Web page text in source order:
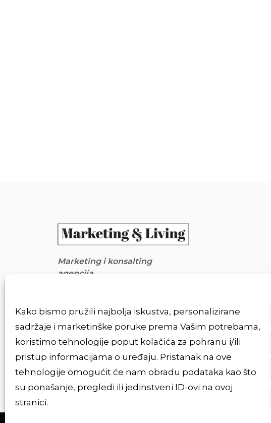
Kako bismo pružili najbolja iskustva, personalizirane
sadržaje i marketinške poruke prema Vašim potrebama,
koristimo tehnologije poput kolačića za pohranu i/ili
pristup informacijama o uređaju. Pristanak na ove
tehnologije omogućit će nam obradu podataka kao što
su ponašanje, pregledi ili jedinstveni ID-ovi na ovoj
stranici.
Marketing i konsalting
agencija
info@marketingandliving.com
+387 61 245 410